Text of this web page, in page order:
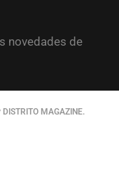
novedades de
MAGAZINE.